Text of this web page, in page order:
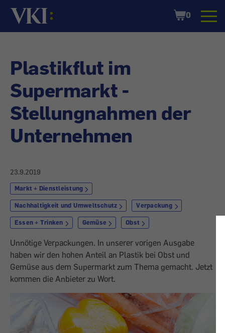
Startseite
Shopping
Cart
0
Plastikflut im
Supermarkt -
Stellungnahmen der
Unternehmen
23.9.2019
Markt + Dienstleistung
Nachhaltigkeit und Umweltschutz Verpackung
Essen + Trinken Gemüse Obst
Unnötige Verpackungen. In unserer vorigen Ausgabe
haben wir den hohen Anteil an Plastik bei Obst und
Gemüse aus dem Supermarkt zum Thema gemacht. Jetzt
kommen die Anbieter zu Wort.